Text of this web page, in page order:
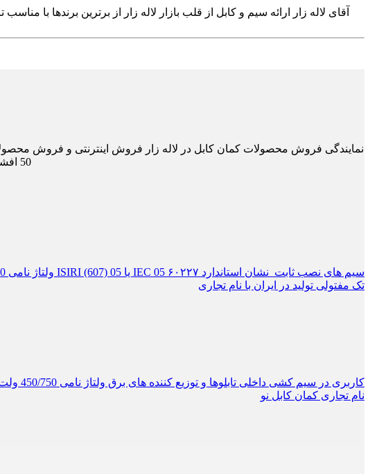
50 افشان کمان کابل,سیم 1.5 ارت کمان کابل,سیم 10 افشان کمان کابل,سیم 4 افشان کمان کابل,سیم 2.5 افشان کمان کابل,سیم 0
تک مفتولی تولید در ایران با نام تجاری
نام تجاری کمان کابل نو